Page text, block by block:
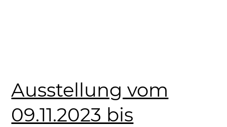
Ausstellung vom
09.11.2023 bis